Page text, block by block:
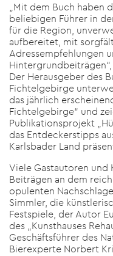
„Mit dem Buch haben
beliebigen Führer in
für die Region,
aufbereitet, mit
Adressempfehlungen
Der Herausgeber des
Fichtelgebirge
das jährlich
Fichtelgebirge“ und
Publikationsprojekt
das Entdeckerstipps
Karlsbader Land
Viele Gastautoren und
Beiträgen an dem
opulenten
Simmler, die
Festspiele, der Autor
des „Kunsthauses
Geschäftsführer des
Bierexperte Norbert